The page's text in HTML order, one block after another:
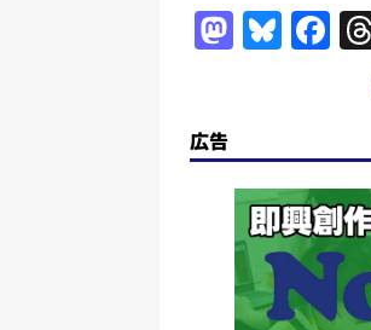
M
a
o
d
o
n
Bl
u
s
k
y
F
a
e
b
o
o
k
広告